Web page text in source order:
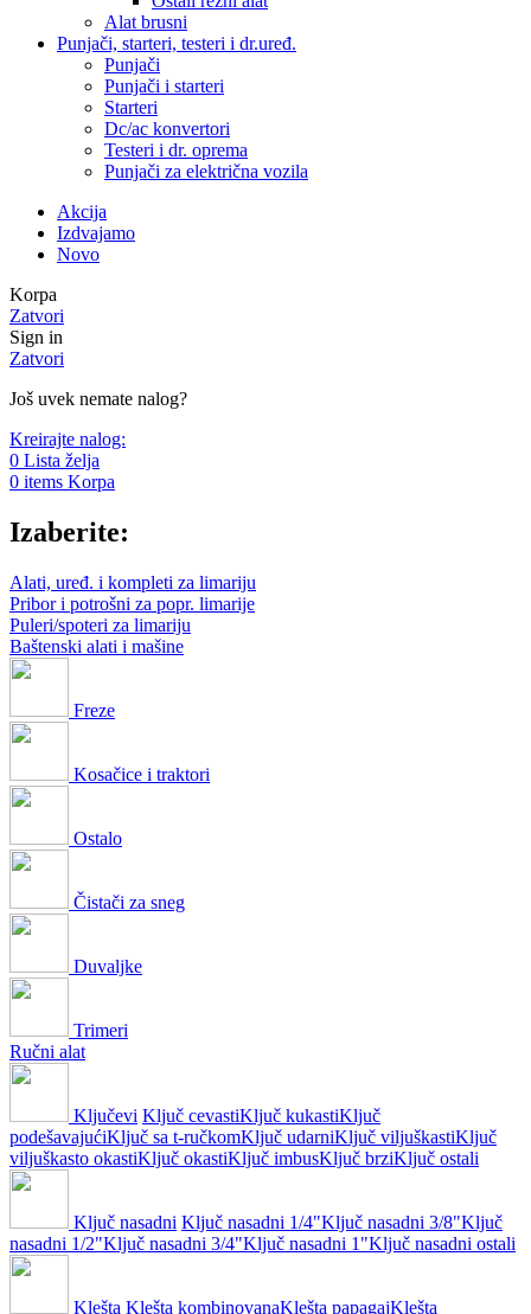
Alat brusni
Punjači, starteri, testeri i dr.uređ.
Punjači
Punjači i starteri
Starteri
Dc/ac konvertori
Testeri i dr. oprema
Punjači za električna vozila
Akcija
Izdvajamo
Novo
Korpa
Zatvori
Sign in
Zatvori
Još uvek nemate nalog?
Kreirajte nalog:
0 Lista želja
0 items Korpa
Izaberite:
Alati, uređ. i kompleti za limariju
Pribor i potrošni za popr. limarije
Puleri/spoteri za limariju
Baštenski alati i mašine
Freze
Kosačice i traktori
Ostalo
Čistači za sneg
Duvaljke
Trimeri
Ručni alat
Ključevi Ključ cevastiKljuč kukastiKljuč
podešavajućiKljuč sa t-ručkomKljuč udarniKljuč viljuškastiKljuč
viljuškasto okastiKljuč okastiKljuč imbusKljuč brziKljuč ostali
Ključ nasadni Ključ nasadni 1/4"Ključ nasadni 3/8"Ključ
nasadni 1/2"Ključ nasadni 3/4"Ključ nasadni 1"Ključ nasadni ostali
Klešta Klešta kombinovanaKlešta papagajKlešta